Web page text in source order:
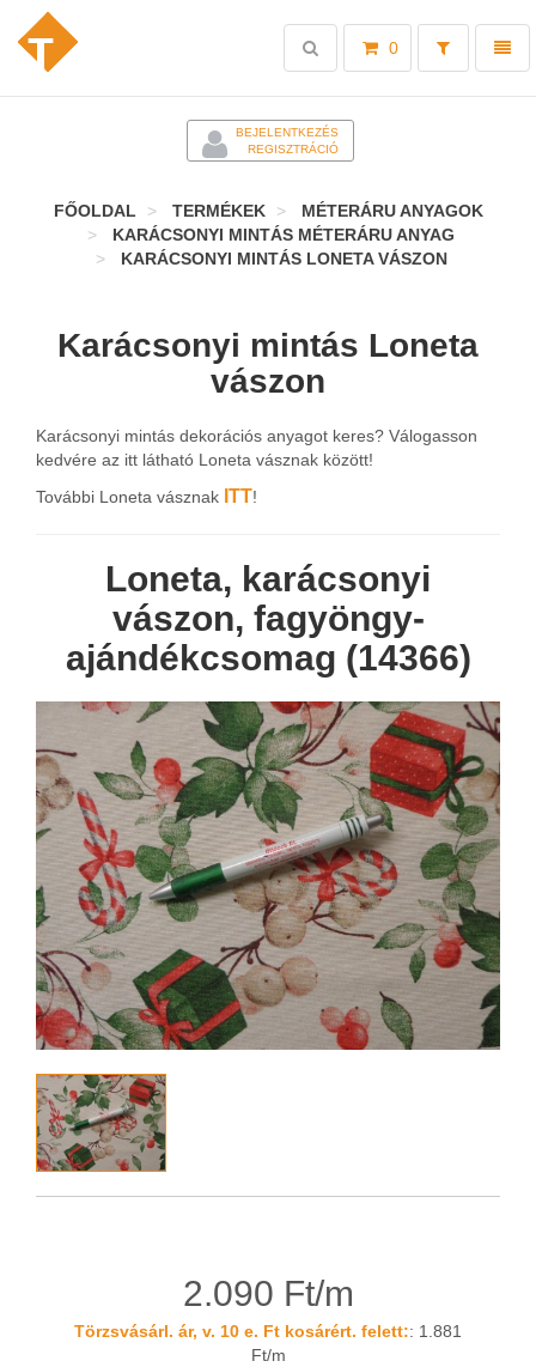
Toggle
0
Toggle
search
BEJELENTKEZÉS
REGISZTRÁCIÓ
FŐOLDAL TERMÉKEK
MÉTERÁRU ANYAGOK
KARÁCSONYI MINTÁS MÉTERÁRU ANYAG
KARÁCSONYI MINTÁS LONETA VÁSZON
Karácsonyi mintás Loneta
vászon
Karácsonyi mintás dekorációs anyagot keres? Válogasson
kedvére az itt látható Loneta vásznak között!
További Loneta vásznak ITT!
Loneta, karácsonyi
vászon, fagyöngy-
ajándékcsomag (14366)
2.090 Ft/m
Törzsvásárl. ár, v. 10 e. Ft kosárért. felett:: 1.881
Ft/m